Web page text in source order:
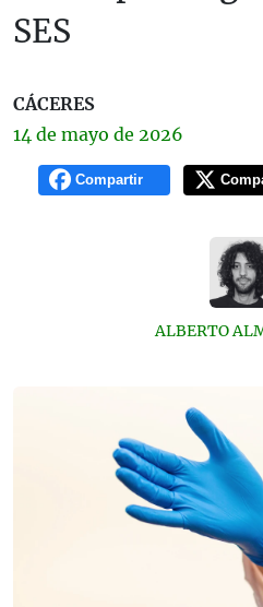
SES
CÁCERES
14 de mayo de 2026
Compartir
ALBERTO